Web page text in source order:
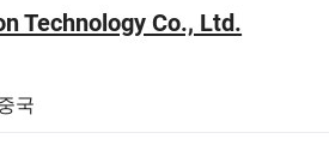
Technology Co., Ltd.
국